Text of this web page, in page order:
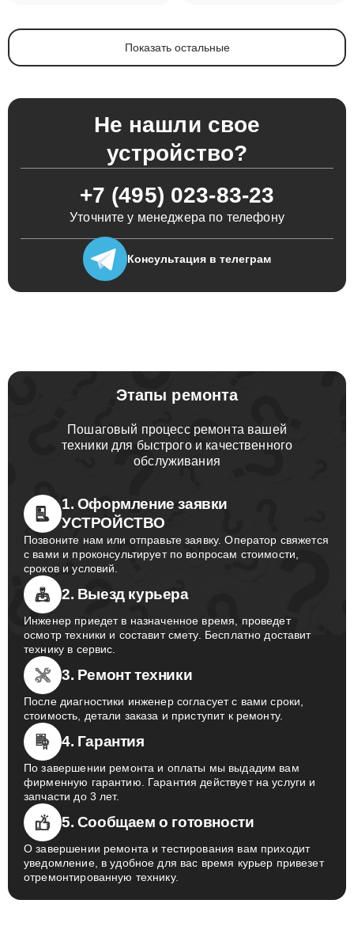
Показать остальные
Не нашли свое
устройство?
+7 (495) 023-83-23
Уточните у менеджера по телефону
Консультация в телеграм
Этапы ремонта
Пошаговый процесс ремонта вашей
техники для быстрого и качественного
обслуживания
1. Оформление заявки
УСТРОЙСТВО
Позвоните нам или отправьте заявку. Оператор свяжется
с вами и проконсультирует по вопросам стоимости,
сроков и условий.
2. Выезд курьера
Инженер приедет в назначенное время, проведет
осмотр техники и составит смету. Бесплатно доставит
технику в сервис.
3. Ремонт техники
После диагностики инженер согласует с вами сроки,
стоимость, детали заказа и приступит к ремонту.
4. Гарантия
По завершении ремонта и оплаты мы выдадим вам
фирменную гарантию. Гарантия действует на услуги и
запчасти до 3 лет.
5. Сообщаем о готовности
О завершении ремонта и тестирования вам приходит
уведомление, в удобное для вас время курьер привезет
отремонтированную технику.